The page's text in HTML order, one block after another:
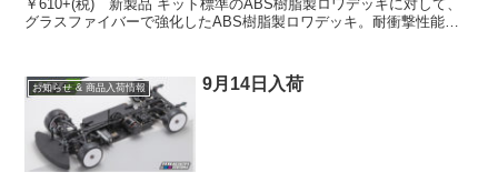
￥610+(税) 新製品 キット標準のABS樹脂製ロワデッキに対して、
グラスファイバーで強化したABS樹脂製ロワデッキ。耐衝撃性能が
お知らせ & 商品入荷情報 9月14日入荷